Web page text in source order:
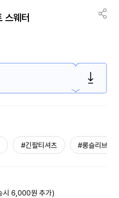
스웨터
#긴팔티셔츠 #롱슬리브
시 6,000원 추가)